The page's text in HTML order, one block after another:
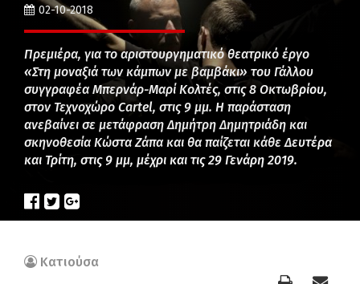
02-10-2018
Πρεμιέρα, για το αριστουργηματικό θεατρικό έργο
«Στη μοναξιά των κάμπων με βαμβάκι» του Γάλλου
συγγραφέα Μπερνάρ-Μαρί Κολτές, στις 8 Οκτωβρίου,
στον Τεχνοχώρο Cartel, στις 9 μμ. Η παράσταση
ανεβαίνει σε μετάφραση Δημήτρη Δημητριάδη και
σκηνοθεσία Κώστα Ζάπα και θα παίζεται κάθε Δευτέρα
και Τρίτη, στις 9 μμ, μέχρι και τις 29 Γενάρη 2019.
Κατιούσα